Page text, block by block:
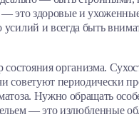
это здоровые и
усилий и всегда быть
организма.
советуют периодически
Нужно обращать
— это излюбленные